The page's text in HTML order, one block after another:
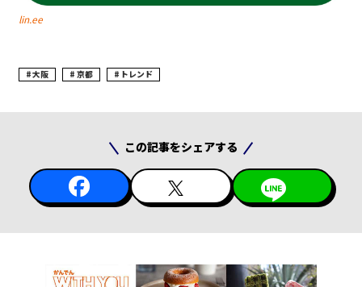
lin.ee
大阪 京都 トレンド
この記事をシェアする